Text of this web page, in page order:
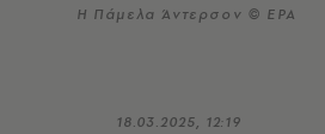
Η Πάμελα Άντερσον © EPA
18.03.2025, 12:19